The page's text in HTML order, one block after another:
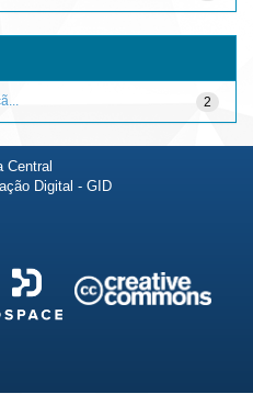
2
Central
Digital - GID